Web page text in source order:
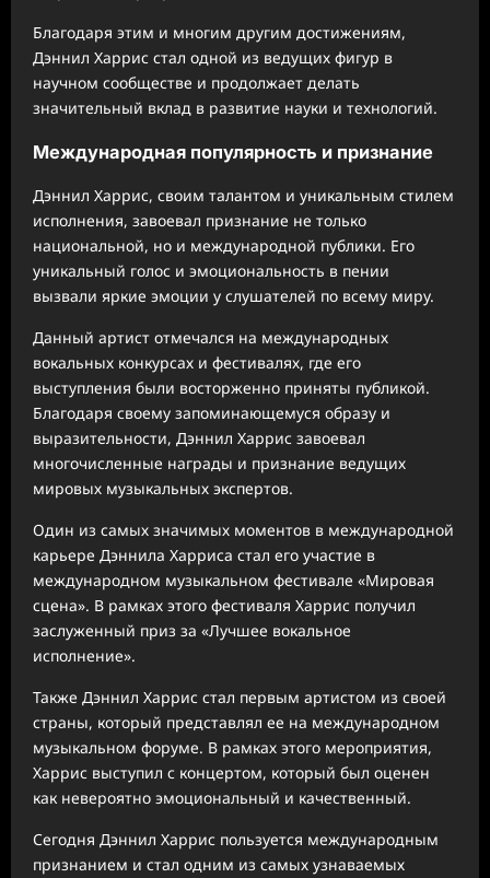
Благодаря этим и многим другим достижениям,
Дэннил Харрис стал одной из ведущих фигур в
научном сообществе и продолжает делать
значительный вклад в развитие науки и технологий.
Международная популярность и признание
Дэннил Харрис, своим талантом и уникальным стилем
исполнения, завоевал признание не только
национальной, но и международной публики. Его
уникальный голос и эмоциональность в пении
вызвали яркие эмоции у слушателей по всему миру.
Данный артист отмечался на международных
вокальных конкурсах и фестивалях, где его
выступления были восторженно приняты публикой.
Благодаря своему запоминающемуся образу и
выразительности, Дэннил Харрис завоевал
многочисленные награды и признание ведущих
мировых музыкальных экспертов.
Один из самых значимых моментов в международной
карьере Дэннила Харриса стал его участие в
международном музыкальном фестивале «Мировая
сцена». В рамках этого фестиваля Харрис получил
заслуженный приз за «Лучшее вокальное
исполнение».
Также Дэннил Харрис стал первым артистом из своей
страны, который представлял ее на международном
музыкальном форуме. В рамках этого мероприятия,
Харрис выступил с концертом, который был оценен
как невероятно эмоциональный и качественный.
Сегодня Дэннил Харрис пользуется международным
признанием и стал одним из самых узнаваемых